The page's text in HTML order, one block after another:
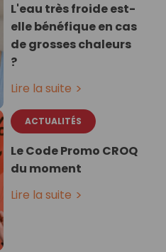
L'eau très froide est-
elle bénéfique en cas
de grosses chaleurs
?
Lire la suite
ACTUALITÉS
Le Code Promo CROQ
du moment
Lire la suite